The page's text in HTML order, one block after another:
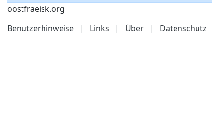
oostfraeisk.org
Benutzerhinweise
| Links | Über | Datenschutz